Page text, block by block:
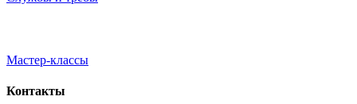
Мастер-классы
Контакты